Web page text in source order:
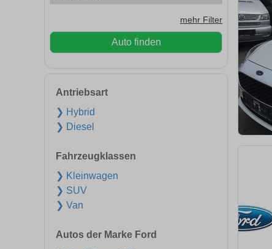
mehr Filter
Auto finden
Antriebsart
❯ Hybrid
❯ Diesel
Fahrzeugklassen
❯ Kleinwagen
❯ SUV
❯ Van
Autos der Marke Ford